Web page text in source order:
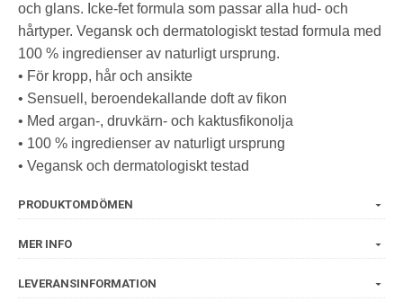
och glans. Icke-fet formula som passar alla hud- och
hårtyper. Vegansk och dermatologiskt testad formula med
100 % ingredienser av naturligt ursprung.
• För kropp, hår och ansikte
• Sensuell, beroendekallande doft av fikon
• Med argan-, druvkärn- och kaktusfikonolja
• 100 % ingredienser av naturligt ursprung
• Vegansk och dermatologiskt testad
PRODUKTOMDÖMEN
MER INFO
LEVERANSINFORMATION